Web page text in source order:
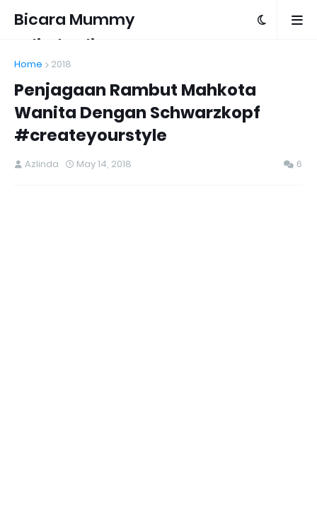
Bicara Mummy
Azlinda Alin
Home 2018
Penjagaan Rambut Mahkota
Wanita Dengan Schwarzkopf
#createyourstyle
Azlinda May 14, 2018 6